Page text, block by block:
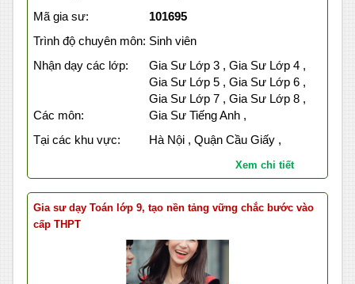
Mã gia sư:
101695
Trình độ chuyên môn: Sinh viên
Nhận dạy các lớp:
Gia Sư Lớp 3 , Gia Sư Lớp 4 ,
Gia Sư Lớp 5 , Gia Sư Lớp 6 ,
Gia Sư Lớp 7 , Gia Sư Lớp 8 ,
Các môn:
Gia Sư Tiếng Anh ,
Tại các khu vực:
Hà Nội , Quận Cầu Giấy ,
Xem chi tiết
Gia sư dạy Toán lớp 9, tạo nền tảng vững chắc bước vào
cấp THPT